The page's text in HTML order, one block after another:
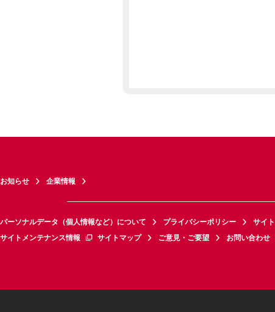
お知らせ 企業情報
パーソナルデータ（個人情報など）について プライバシーポリシー サイ
サイトメンテナンス情報
サイトマップ ご意見・ご要望 お問い合わせ